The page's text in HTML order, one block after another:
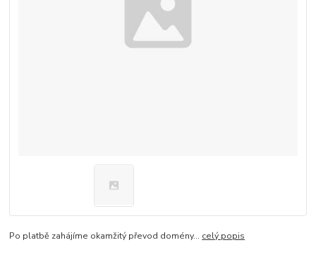
Po platbě zahájíme okamžitý převod domény... celý popis